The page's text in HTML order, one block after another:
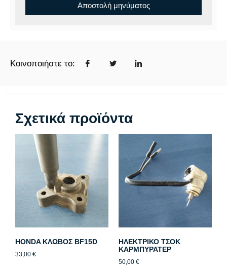
Αποστολή μηνύματος
Κοινοποιήστε το:
Σχετικά προϊόντα
HONDA ΚΛΩΒΟΣ BF15D
33,00 €
ΗΛΕΚΤΡΙΚΟ ΤΣΟΚ
ΚΑΡΜΠΥΡΑΤΕΡ
50,00 €